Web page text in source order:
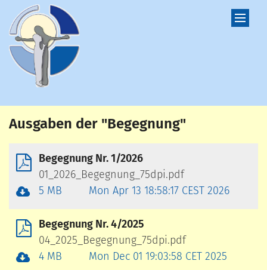
Zum Inhalt springen
Ausgaben der "Begegnung"
Begegnung Nr. 1/2026
01_2026_Begegnung_75dpi.pdf
5 MB
Mon Apr 13 18:58:17 CEST 2026
Begegnung Nr. 4/2025
04_2025_Begegnung_75dpi.pdf
4 MB
Mon Dec 01 19:03:58 CET 2025